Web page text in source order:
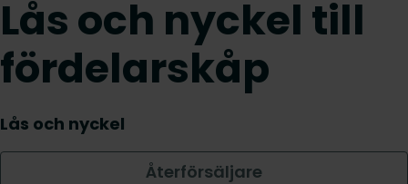
Lås och nyckel till
fördelarskåp
Lås och nyckel
Återförsäljare